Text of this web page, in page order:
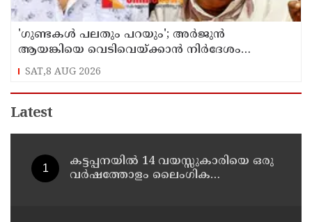
'ഗുണ്ടകൾ പലതും പറയും'; അർജുൻ
ആയങ്കിയെ വെടിവെയ്ക്കാൻ നിർദേശം
നൽകിയിട്ടില്ലെന്ന് രമേശ് ചെന്നിത്തല
SAT,8 AUG 2026
Latest
കട്ടപ്പനയില്‍ 14 വയസ്സുകാരിയെ ഒരു
വര്‍ഷത്തോളം ലൈംഗിക